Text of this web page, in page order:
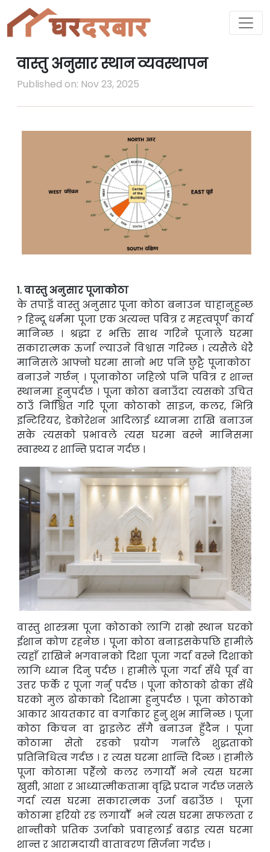
वास्तु अनुसार स्थान व्यवस्थापन
Published on: Nov 23, 2025
१. वास्तु अनुसार पूजाकोठा
के तपाइँ वास्तु अनुसार पूजा कोठा बनाउन चाहानुहुन्छ
? हिन्दू धर्ममा पूजा एक अत्यन्त पवित्र र महत्वपूर्ण कार्य
मानिन्छ । श्रद्धा र भक्ति साथ गरिने पूजाले घरमा
सकारात्मक ऊर्जा ल्याउने विश्वास गरिन्छ । त्यसैले धेरै
मानिसले आफ्नो घरमा सानो भए पनि छुट्टै पूजाकोठा
बनाउनेगर्छन् । पूजाकोठा जहिलो पनि पवित्र र शान्त
स्थानमा हुनुपर्दछ । पूजा कोठा बनाउँदा त्यसको उचित
ठाउँ निश्चिित गरि पूजा कोठाको साइज, कलर, भित्रि
इन्टिरियर, डेकोरेशन आदिलाई ध्यानमा राखि बनाउन
सके त्यसको प्रभावले त्यस घरमा बस्ने मानिसमा
स्वास्थ्य र शान्तिप्रदान गर्दछ ।
वास्तु शास्त्रमा पूजा कोठाको लागि राम्रो स्थान घरको
ईशान कोण रहनेछ । पूजा कोठा बनाइसकेपछिहामीले
त्यहाँ राखिने भगवानको दिशा पूजा गर्दा वस्ने दिशाको
लागि ध्यान दिनु पर्दछ । हामीले पूजा गर्दा सँधै पूर्व वा
उत्तर फर्के र पूजा गर्नु पर्दछ । पूजा कोठाको ढोका सँधै
घरको मुल ढोकाको दिशामा हुनुपर्दछ । पूजा कोठाको
आकार आयतकार वा वर्गाकार हुनु शुभ मानिन्छ । पूजा
कोठा किचन वा ट्वाइलेट सँगै बनाउन हुँदैन। पूजा
कोठामा सेतो रङको प्रयोग गर्नाले शुद्धताको
प्रतिनिधित्व गर्दछ । र त्यस घरमा शान्ति दिन्छ । हामीले
पूजा कोठामापहेँलो कलरलगायौँ भने त्यस घरमा
खुसी, आशा र आध्यात्मीकतामा वृद्धि प्रदान गर्दछ जसले
गर्दा त्यस घरमा सकारात्मक उर्जा बढाउँछ । पूजा
कोठामा हरियो रङ लगायौँ भने त्यस घरमा सफलता र
शान्तीको प्रतिक उर्जाको प्रवाहलाई बढाइ त्यस घरमा
शान्त र आरामदायी वातावरण सिर्जनागर्दछ ।